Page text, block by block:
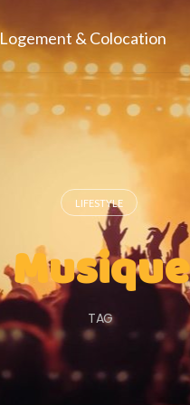
Logement & Colocation
LIFESTYLE
Musique
TAG